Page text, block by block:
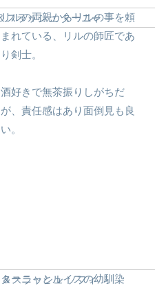
リルの両親からリルの事を頼
まれている、リルの師匠であ
り剣士。
酒好きで無茶振りしがちだ
が、責任感はあり面倒見も良
い。
ターニャとルイスの幼馴染